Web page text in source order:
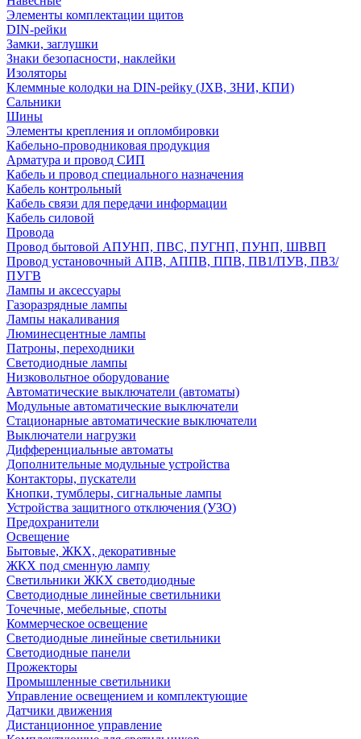
Элементы комплектации щитов
DIN-рейки
Замки, заглушки
Знаки безопасности, наклейки
Изоляторы
Клеммные колодки на DIN-рейку (JXB, ЗНИ, КПИ)
Сальники
Шины
Элементы крепления и опломбировки
Кабельно-проводниковая продукция
Арматура и провод СИП
Кабель и провод специального назначения
Кабель контрольный
Кабель связи для передачи информации
Кабель силовой
Провода
Провод бытовой АПУНП, ПВС, ПУГНП, ПУНП, ШВВП
Провод установочный АПВ, АППВ, ППВ, ПВ1/ПУВ, ПВ3/
ПУГВ
Лампы и аксессуары
Газоразрядные лампы
Лампы накаливания
Люминесцентные лампы
Патроны, переходники
Светодиодные лампы
Низковольтное оборудование
Автоматические выключатели (автоматы)
Модульные автоматические выключатели
Стационарные автоматические выключатели
Выключатели нагрузки
Дифференциальные автоматы
Дополнительные модульные устройства
Контакторы, пускатели
Кнопки, тумблеры, сигнальные лампы
Устройства защитного отключения (УЗО)
Предохранители
Освещение
Бытовые, ЖКХ, декоративные
ЖКХ под сменную лампу
Светильники ЖКХ светодиодные
Светодиодные линейные светильники
Точечные, мебельные, споты
Коммерческое освещение
Светодиодные линейные светильники
Светодиодные панели
Прожекторы
Промышленные светильники
Управление освещением и комплектующие
Датчики движения
Дистанционное управление